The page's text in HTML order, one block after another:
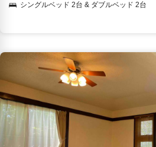
シングルベッド 2台 & ダブルベッド 2台